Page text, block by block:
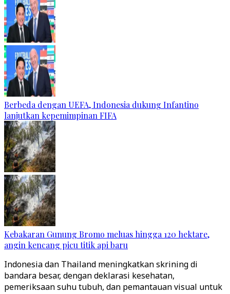
Berbeda dengan UEFA, Indonesia dukung Infantino
lanjutkan kepemimpinan FIFA
Kebakaran Gunung Bromo meluas hingga 120 hektare,
angin kencang picu titik api baru
Indonesia dan Thailand meningkatkan skrining di
bandara besar, dengan deklarasi kesehatan,
pemeriksaan suhu tubuh, dan pemantauan visual untuk